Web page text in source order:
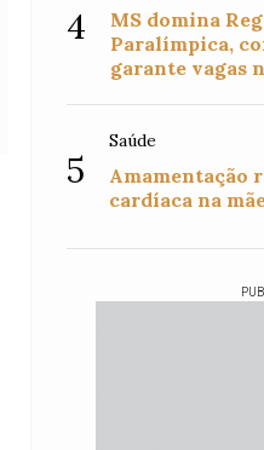
4
MS domina
Paralímpica,
garante vagas
5
Saúde
Amamentação
cardíaca na